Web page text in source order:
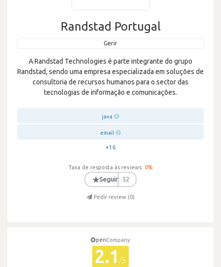
Randstad Portugal
Gerir
A Randstad Technologies é parte integrante do grupo
Randstad, sendo uma empresa especializada em soluções de
consultoria de recursos humanos para o sector das
tecnologias de informação e comunicações.
java
email
+16
Taxa de resposta às reviews: 0%
★Seguir 52
Pedir review (0)
penCompany
2.1 /5